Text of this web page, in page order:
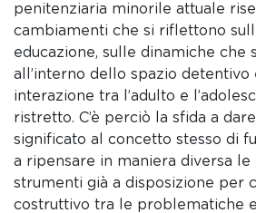
penitenziaria minorile attuale
cambiamenti che si riflettono
educazione, sulle dinamiche che
all’interno dello spazio detentivo
interazione tra l’adulto e
ristretto. C’è perciò la sfida a
significato al concetto stesso di
a ripensare in maniera diversa
strumenti già a disposizione per
costruttivo tra le problematiche